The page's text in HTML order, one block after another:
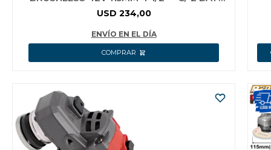
2.0AH + CARG
USD 234,00
ENVÍO EN EL DÍA